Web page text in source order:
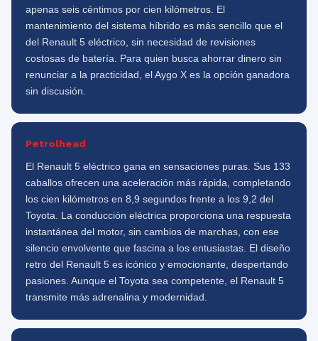
apenas seis céntimos por cien kilómetros. El
mantenimiento del sistema híbrido es más sencillo que el
del Renault 5 eléctrico, sin necesidad de revisiones
costosas de batería. Para quien busca ahorrar dinero sin
renunciar a la practicidad, el Aygo X es la opción ganadora
sin discusión.
Petrolhead
El Renault 5 eléctrico gana en sensaciones puras. Sus 133
caballos ofrecen una aceleración más rápida, completando
los cien kilómetros en 8,9 segundos frente a los 9,2 del
Toyota. La conducción eléctrica proporciona una respuesta
instantánea del motor, sin cambios de marchas, con ese
silencio envolvente que fascina a los entusiastas. El diseño
retro del Renault 5 es icónico y emocionante, despertando
pasiones. Aunque el Toyota sea competente, el Renault 5
transmite más adrenalina y modernidad.